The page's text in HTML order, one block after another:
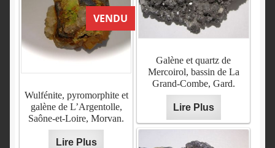
Galène et quartz de
Mercoirol, bassin de La
Grand-Combe, Gard.
Lire Plus
VENDU
Wulfénite, pyromorphite et
galène de L’Argentolle,
Saône-et-Loire, Morvan.
Lire Plus